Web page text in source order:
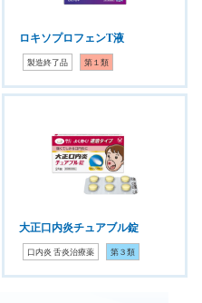
ロキソプロフェンT液
製造終了品 第１類
大正口内炎チュアブル錠
口内炎 舌炎治療薬 第３類